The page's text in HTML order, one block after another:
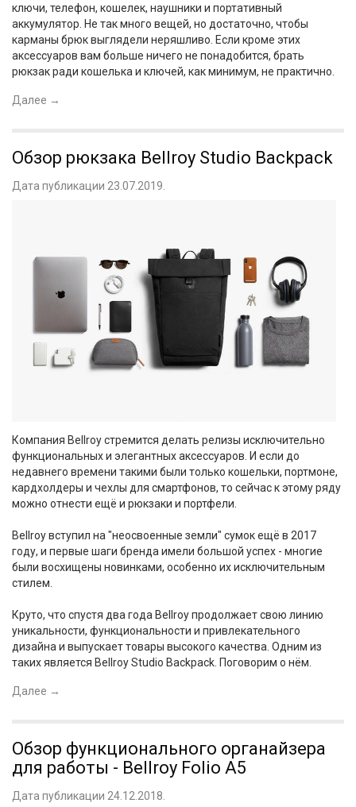
ключи, телефон, кошелек, наушники и портативный
аккумулятор. Не так много вещей, но достаточно, чтобы
карманы брюк выглядели неряшливо. Если кроме этих
аксессуаров вам больше ничего не понадобится, брать
рюкзак ради кошелька и ключей, как минимум, не практично.
Далее →
Обзор рюкзака Bellroy Studio Backpack
Дата публикации 23.07.2019.
Компания Bellroy стремится делать релизы исключительно
функциональных и элегантных аксессуаров. И если до
недавнего времени такими были только кошельки, портмоне,
кардхолдеры и чехлы для смартфонов, то сейчас к этому ряду
можно отнести ещё и рюкзаки и портфели.
Bellroy вступил на "неосвоенные земли" сумок ещё в 2017
году, и первые шаги бренда имели большой успех - многие
были восхищены новинками, особенно их исключительным
стилем.
Круто, что спустя два года Bellroy продолжает свою линию
уникальности, функциональности и привлекательного
дизайна и выпускает товары высокого качества. Одним из
таких является Bellroy Studio Backpack. Поговорим о нём.
Далее →
Обзор функционального органайзера
для работы - Bellroy Folio A5
Дата публикации 24.12.2018.